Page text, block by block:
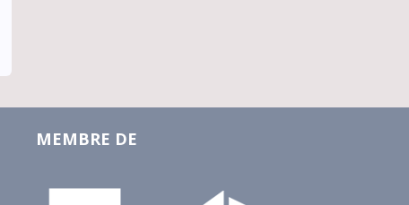
MEMBRE DE